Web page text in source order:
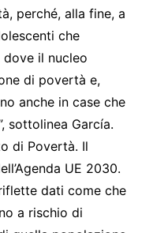
perché, alla fine, a
che
dove il nucleo
di povertà e,
anche in case che
sottolinea García.
di Povertà. Il
UE 2030.
dati come che
a rischio di